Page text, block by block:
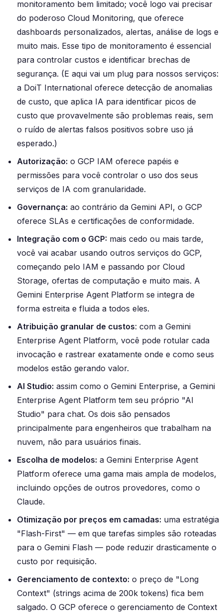
monitoramento bem limitado; você logo vai precisar
do poderoso Cloud Monitoring, que oferece
dashboards personalizados, alertas, análise de logs e
muito mais. Esse tipo de monitoramento é essencial
para controlar custos e identificar brechas de
segurança. (E aqui vai um plug para nossos serviços:
a DoiT International oferece detecção de anomalias
de custo, que aplica IA para identificar picos de
custo que provavelmente são problemas reais, sem
o ruído de alertas falsos positivos sobre uso já
esperado.)
Autorização: o GCP IAM oferece papéis e
permissões para você controlar o uso dos seus
serviços de IA com granularidade.
Governança: ao contrário da Gemini API, o GCP
oferece SLAs e certificações de conformidade.
Integração com o GCP: mais cedo ou mais tarde,
você vai acabar usando outros serviços do GCP,
começando pelo IAM e passando por Cloud
Storage, ofertas de computação e muito mais. A
Gemini Enterprise Agent Platform se integra de
forma estreita e fluida a todos eles.
Atribuição granular de custos: com a Gemini
Enterprise Agent Platform, você pode rotular cada
invocação e rastrear exatamente onde e como seus
modelos estão gerando valor.
AI Studio: assim como o Gemini Enterprise, a Gemini
Enterprise Agent Platform tem seu próprio "AI
Studio" para chat. Os dois são pensados
principalmente para engenheiros que trabalham na
nuvem, não para usuários finais.
Escolha de modelos: a Gemini Enterprise Agent
Platform oferece uma gama mais ampla de modelos,
incluindo opções de outros provedores, como o
Claude.
Otimização por preços em camadas: uma estratégia
"Flash-First" — em que tarefas simples são roteadas
para o Gemini Flash — pode reduzir drasticamente o
custo por requisição.
Gerenciamento de contexto: o preço de "Long
Context" (strings acima de 200k tokens) fica bem
salgado. O GCP oferece o gerenciamento de Context